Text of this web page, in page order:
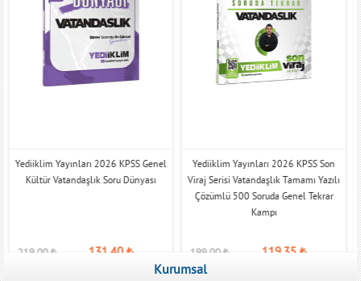
Yediiklim Yayınları 2026 KPSS Genel
Kültür Vatandaşlık Soru Dünyası
219,00₺ 131,40₺
Yediiklim Yayınları 2026 KPSS Son
Viraj Serisi Vatandaşlık Tamamı Yazılı
Çözümlü 500 Soruda Genel Tekrar
Kampı
199,00₺ 119,35₺
Kurumsal